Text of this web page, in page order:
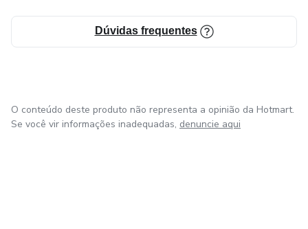
Dúvidas frequentes
O conteúdo deste produto não representa a opinião da Hotmart.
Se você vir informações inadequadas, denuncie aqui